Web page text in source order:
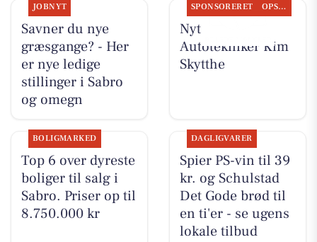
JOBNYT
Savner du nye
græsgange? - Her
er nye ledige
stillinger i Sabro
og omegn
SPONSORERET OPSLAGSTAVLEN
Nyt fra
Autotekniker Kim
Skytthe
BOLIGMARKED
Top 6 over dyreste
boliger til salg i
Sabro. Priser op til
8.750.000 kr
DAGLIGVARER
Spier PS-vin til 39
kr. og Schulstad
Det Gode brød til
en ti'er - se ugens
lokale tilbud